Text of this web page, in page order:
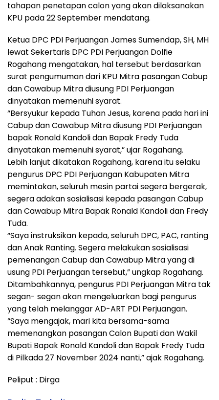
tahapan penetapan calon yang akan dilaksanakan
KPU pada 22 September mendatang.
Ketua DPC PDI Perjuangan James Sumendap, SH, MH
lewat Sekertaris DPC PDI Perjuangan Dolfie
Rogahang mengatakan, hal tersebut berdasarkan
surat pengumuman dari KPU Mitra pasangan Cabup
dan Cawabup Mitra diusung PDI Perjuangan
dinyatakan memenuhi syarat.
“Bersyukur kepada Tuhan Jesus, karena pada hari ini
Cabup dan Cawabup Mitra diusung PDI Perjuangan
bapak Ronald Kandoli dan Bapak Fredy Tuda
dinyatakan memenuhi syarat,” ujar Rogahang.
Lebih lanjut dikatakan Rogahang, karena itu selaku
pengurus DPC PDI Perjuangan Kabupaten Mitra
memintakan, seluruh mesin partai segera bergerak,
segera adakan sosialisasi kepada pasangan Cabup
dan Cawabup Mitra Bapak Ronald Kandoli dan Fredy
Tuda.
“Saya instruksikan kepada, seluruh DPC, PAC, ranting
dan Anak Ranting. Segera melakukan sosialisasi
pemenangan Cabup dan Cawabup Mitra yang di
usung PDI Perjuangan tersebut,” ungkap Rogahang.
Ditambahkannya, pengurus PDI Perjuangan Mitra tak
segan- segan akan mengeluarkan bagi pengurus
yang telah melanggar AD-ART PDI Perjuangan.
“Saya mengajak, mari kita bersama-sama
memenangkan pasangan Calon Bupati dan Wakil
Bupati Bapak Ronald Kandoli dan Bapak Fredy Tuda
di Pilkada 27 November 2024 nanti,” ajak Rogahang.
Peliput : Dirga